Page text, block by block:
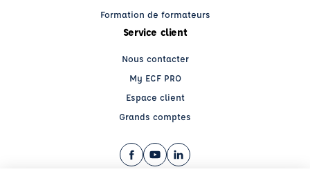
Formation de formateurs
Service client
Nous contacter
My ECF PRO
Espace client
Grands comptes
Facebook (nouvelle fenêtre)
YouTube (nouvelle fenêtre)
LinkedIn (nouvelle fenêtre)